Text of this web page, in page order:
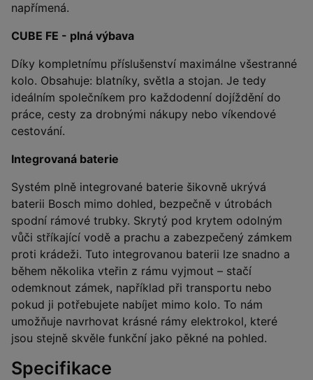
napřímená.
CUBE FE - plná výbava
Díky kompletnímu příslušenství maximálne všestranné
kolo. Obsahuje: blatníky, světla a stojan. Je tedy
ideálním společníkem pro každodenní dojíždění do
práce, cesty za drobnými nákupy nebo víkendové
cestování.
Integrovaná baterie
Systém plně integrované baterie šikovně ukrývá
baterii Bosch mimo dohled, bezpečně v útrobách
spodní rámové trubky. Skrytý pod krytem odolným
vůči stříkající vodě a prachu a zabezpečený zámkem
proti krádeži. Tuto integrovanou baterii lze snadno a
během několika vteřin z rámu vyjmout – stačí
odemknout zámek, například při transportu nebo
pokud ji potřebujete nabíjet mimo kolo. To nám
umožňuje navrhovat krásné rámy elektrokol, které
jsou stejně skvěle funkční jako pěkné na pohled.
Specifikace